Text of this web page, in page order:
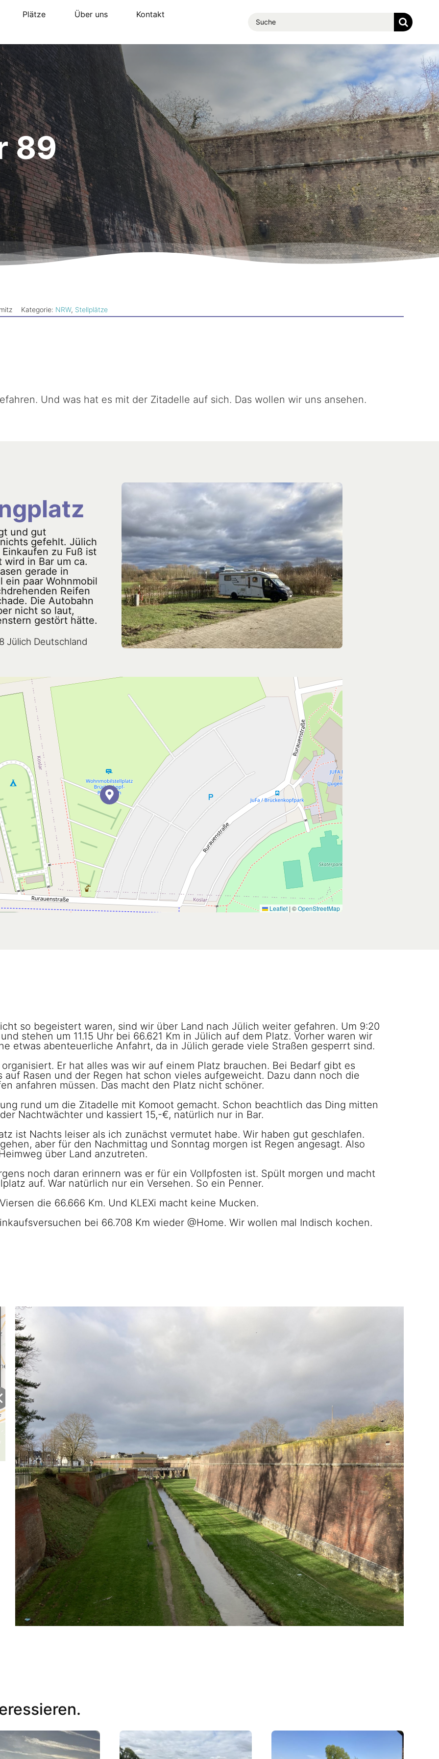
Plätze Über uns Kontakt
Suche
nach:
89
Kategorie: NRW, Stellplätze
Und was hat es mit der Zitadelle auf sich. Das wollen wir uns ansehen.
und gut
gefehlt. Jülich
zu Fuß ist
in Bar um ca.
gerade in
paar Wohnmobil
Reifen
Die Autobahn
nicht so laut,
gestört hätte.
Jülich Deutschland
Leaflet | ©OpenStreetMap
so begeistert waren, sind wir über Land nach Jülich weiter gefahren. Um 9:20
stehen um 11.15 Uhr bei 66.621 Km in Jülich auf dem Platz. Vorher waren wir
etwas abenteuerliche Anfahrt, da in Jülich gerade viele Straßen gesperrt sind.
Er hat alles was wir auf einem Platz brauchen. Bei Bedarf gibt es
auf Rasen und der Regen hat schon vieles aufgeweicht. Dazu dann noch die
anfahren müssen. Das macht den Platz nicht schöner.
rund um die Zitadelle mit Komoot gemacht. Schon beachtlich das Ding mitten
Nachtwächter und kassiert 15,-€, natürlich nur in Bar.
ist Nachts leiser als ich zunächst vermutet habe. Wir haben gut geschlafen.
aber für den Nachmittag und Sonntag morgen ist Regen angesagt. Also
über Land anzutreten.
noch daran erinnern was er für ein Vollpfosten ist. Spült morgen und macht
auf. War natürlich nur ein Versehen. So ein Penner.
die 66.666 Km. Und KLEXi macht keine Mucken.
bei 66.708 Km wieder @Home. Wir wollen mal Indisch kochen.